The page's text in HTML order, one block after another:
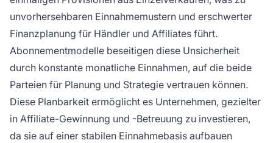
unvorhersehbaren Einnahmemustern und erschwerter
Finanzplanung für Händler und Affiliates führt.
Abonnementmodelle beseitigen diese Unsicherheit
durch konstante monatliche Einnahmen, auf die beide
Parteien für Planung und Strategie vertrauen können.
Diese Planbarkeit ermöglicht es Unternehmen, gezielter
in Affiliate-Gewinnung und -Betreuung zu investieren,
da sie auf einer stabilen Einnahmebasis aufbauen